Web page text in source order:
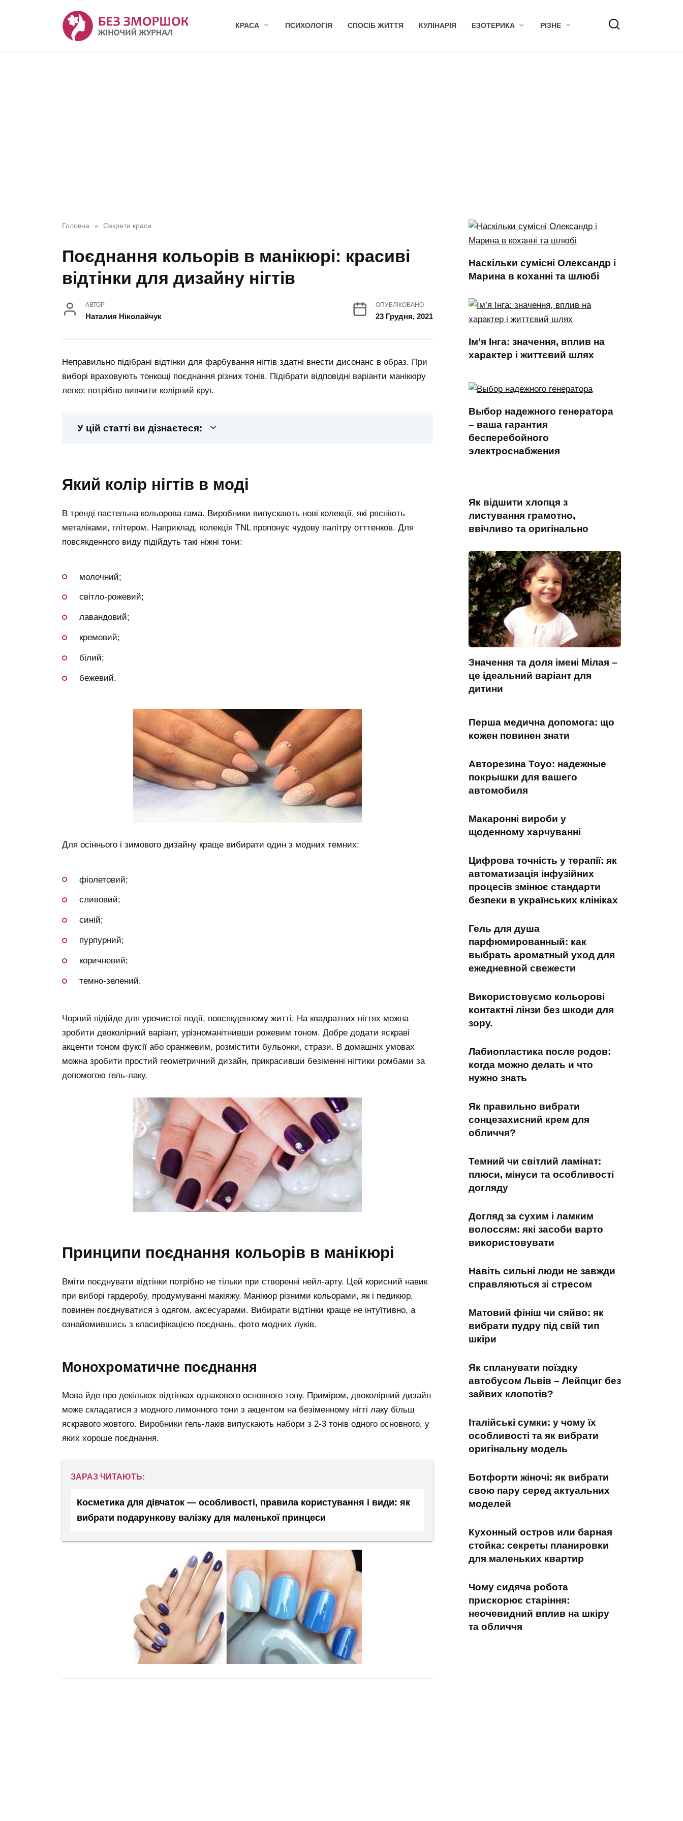
КРАСА ПСИХОЛОГІЯ СПОСІБ ЖИТТЯ КУЛІНАРІЯ ЕЗОТЕРИКА РІЗНЕ
Головна » Секрети краси
Поєднання кольорів в манікюрі: красиві
відтінки для дизайну нігтів
АВТОР
Наталия Ніколайчук
ОПУБЛІКОВАНО
23 Грудня, 2021
Неправильно підібрані відтінки для фарбування нігтів здатні внести дисонанс в образ. При
виборі враховують тонкощі поєднання різних тонів. Підібрати відповідні варіанти манікюру
легко: потрібно вивчити колірний круг.
У цій статті ви дізнаєтеся:
який колір нігтів в моді
В тренді пастельна кольорова гама. Виробники випускають нові колекції, які рясніють
металіками, глітером. Наприклад, колекція TNL пропонує чудову палітру отттенков. Для
повсякденного виду підійдуть такі ніжні тони:
молочний;
світло-рожевий;
лавандовий;
кремовий;
білий;
бежевий.
Для осіннього і зимового дизайну краще вибирати один з модних темних:
фіолетовий;
сливовий;
синій;
пурпурний;
коричневий;
темно-зелений.
Чорний підійде для урочистої події, повсякденному житті. На квадратних нігтях можна
зробити двоколірний варіант, урізноманітнивши рожевим тоном. Добре додати яскраві
акценти тоном фуксії або оранжевим, розмістити бульонки, стрази. В домашніх умовах
можна зробити простий геометричний дизайн, прикрасивши безіменні нігтики ромбами за
допомогою гель-лаку.
принципи поєднання кольорів в манікюрі
Вміти поєднувати відтінки потрібно не тільки при створенні нейл-арту. Цей корисний навик
при виборі гардеробу, продумуванні макіяжу. Манікюр різними кольорами, як і педикюр,
повинен поєднуватися з одягом, аксесуарами. Вибирати відтінки краще не інтуїтивно, а
ознайомившись з класифікацією поєднань, фото модних луків.
монохроматичне поєднання
Мова йде про декількох відтінках однакового основного тону. Приміром, двоколірний дизайн
може складатися з модного лимонного тони з акцентом на безіменному нігті лаку більш
яскравого жовтого. Виробники гель-лаків випускають набори з 2-3 тонів одного основного, у
яких хороше поєднання.
ЗАРАЗ ЧИТАЮТЬ:
Косметика для дівчаток — особливості, правила користування і види: як
вибрати подарункову валізку для маленької принцеси
Наскільки сумісні Олександр і
Марина в коханні та шлюбі
Ім’я Інга: значення, вплив на
характер і життєвий шлях
Выбор надежного генератора
– ваша гарантия
бесперебойного
электроснабжения
Як відшити хлопця з
листування грамотно,
ввічливо та оригінально
Значення та доля імені Мілая –
це ідеальний варіант для
дитини
Перша медична допомога: що
кожен повинен знати
Авторезина Toyo: надежные
покрышки для вашего
автомобиля
Макаронні вироби у
щоденному харчуванні
Цифрова точність у терапії: як
автоматизація інфузійних
процесів змінює стандарти
безпеки в українських клініках
Гель для душа
парфюмированный: как
выбрать ароматный уход для
ежедневной свежести
Використовуємо кольорові
контактні лінзи без шкоди для
зору.
Лабиопластика после родов:
когда можно делать и что
нужно знать
Як правильно вибрати
сонцезахисний крем для
обличчя?
Темний чи світлий ламінат:
плюси, мінуси та особливості
догляду
Догляд за сухим і ламким
волоссям: які засоби варто
використовувати
Навіть сильні люди не завжди
справляються зі стресом
Матовий фініш чи сяйво: як
вибрати пудру під свій тип
шкіри
Як спланувати поїздку
автобусом Львів – Лейпциг без
зайвих клопотів?
Італійські сумки: у чому їх
особливості та як вибрати
оригінальну модель
Ботфорти жіночі: як вибрати
свою пару серед актуальних
моделей
Кухонный остров или барная
стойка: секреты планировки
для маленьких квартир
Чому сидяча робота
прискорює старіння:
неочевидний вплив на шкіру
та обличчя